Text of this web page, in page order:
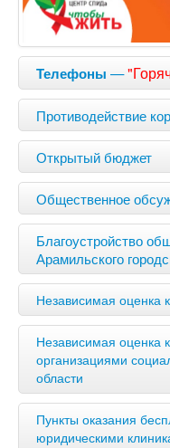
Телефоны —
Противодействие
Открытый бюджет
Общественное
Благоустройство
Арамильского
Независимая оценка
Независимая оценка
организациями
области
Пункты оказания
юридическими